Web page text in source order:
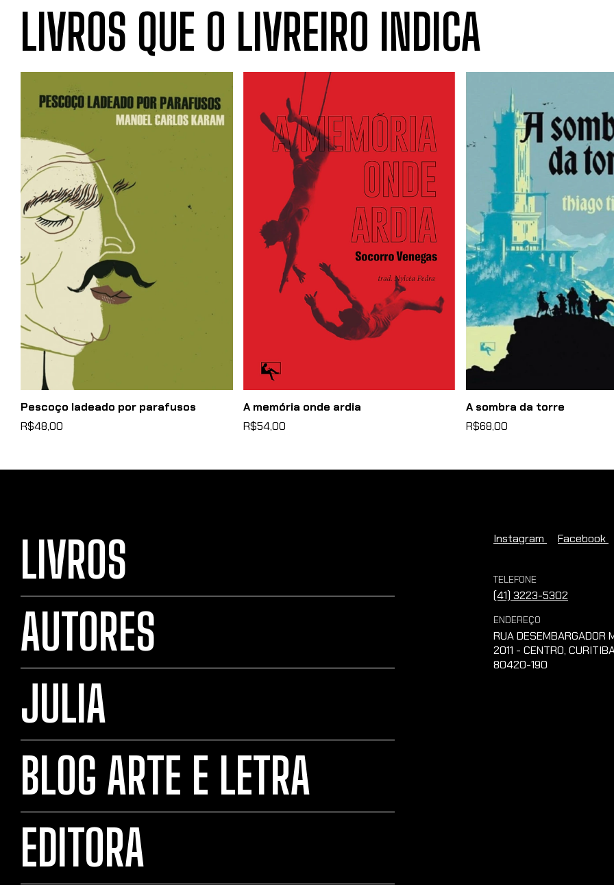
LIVROS QUE O LIVREIRO INDICA
Pescoço ladeado por parafusos
R$48,00
A memória onde ardia
R$54,00
A sombra da torre
R$68,00
LIVROS
AUTORES
JULIA
BLOG ARTE E LETRA
EDITORA
Instagram Facebook
TELEFONE
(41) 3223-5302
ENDEREÇO
RUA DESEMBARGADOR
2011 - CENTRO,
80420-190